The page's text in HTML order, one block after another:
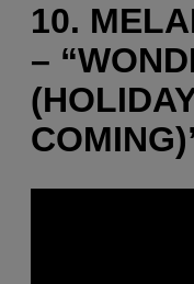
10.
–